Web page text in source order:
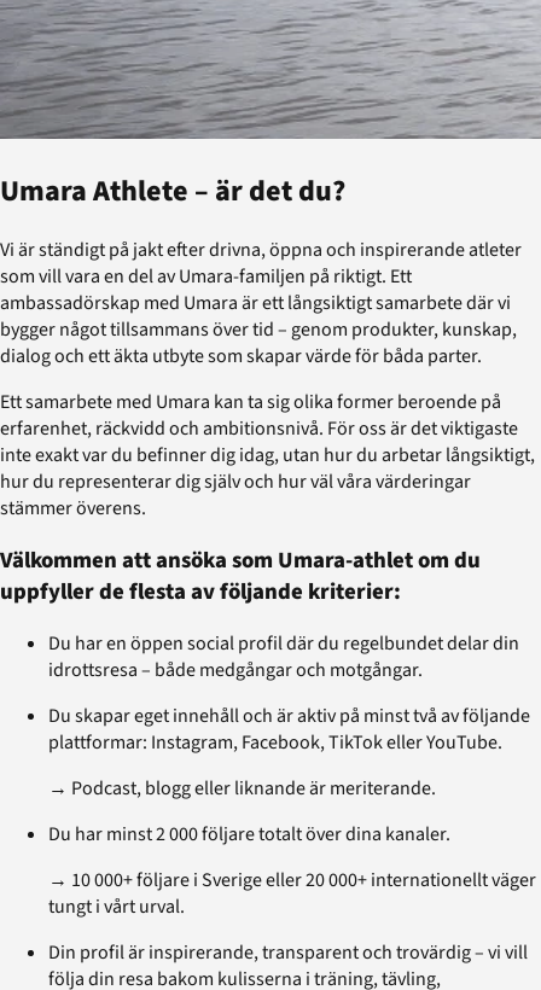
Umara Athlete – är det du?
Vi är ständigt på jakt efter drivna, öppna och inspirerande atleter
som vill vara en del av Umara-familjen på riktigt. Ett
ambassadörskap med Umara är ett långsiktigt samarbete där vi
bygger något tillsammans över tid – genom produkter, kunskap,
dialog och ett äkta utbyte som skapar värde för båda parter.
Ett samarbete med Umara kan ta sig olika former beroende på
erfarenhet, räckvidd och ambitionsnivå. För oss är det viktigaste
inte exakt var du befinner dig idag, utan hur du arbetar långsiktigt,
hur du representerar dig själv och hur väl våra värderingar
stämmer överens.
Välkommen att ansöka som Umara-athlet om du
uppfyller de flesta av följande kriterier:
Du har en öppen social profil där du regelbundet delar din
idrottsresa – både medgångar och motgångar.
Du skapar eget innehåll och är aktiv på minst två av följande
plattformar: Instagram, Facebook, TikTok eller YouTube.
→ Podcast, blogg eller liknande är meriterande.
Du har minst 2 000 följare totalt över dina kanaler.
→ 10 000+ följare i Sverige eller 20 000+ internationellt väger
tungt i vårt urval.
Din profil är inspirerande, transparent och trovärdig – vi vill
följa din resa bakom kulisserna i träning, tävling,